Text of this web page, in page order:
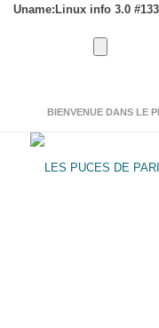
Uname:Linux info 3.0
BIENVENUE DANS LE